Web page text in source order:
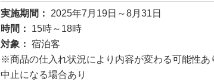
実施期間： 2025年7月19日～8月31日
時間： 15時～18時
対象： 宿泊客
※商品の仕入れ状況により内容が変わる可能性
中止になる場合あり